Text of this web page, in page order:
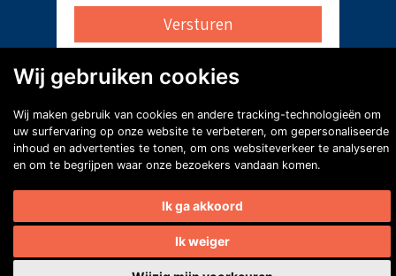
Wij gebruiken cookies
Wij maken gebruik van cookies en andere tracking-technologieën om
uw surfervaring op onze website te verbeteren, om gepersonaliseerde
inhoud en advertenties te tonen, om ons websiteverkeer te analyseren
en om te begrijpen waar onze bezoekers vandaan komen.
Ik ga akkoord
Ik weiger